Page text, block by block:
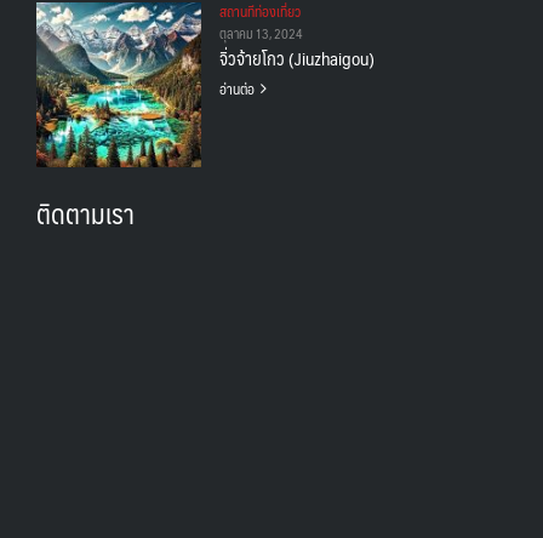
สถานทีท่องเที่ยว
ตุลาคม 13, 2024
จิ่วจ้ายโกว (Jiuzhaigou)
อ่านต่อ
ติดตามเรา